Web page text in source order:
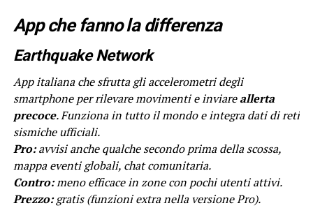
App che fanno la differenza
Earthquake Network
App italiana che sfrutta gli accelerometri degli
smartphone per rilevare movimenti e inviareallerta
precoce. Funziona in tutto il mondo e integra dati di reti
sismiche ufficiali.
Pro:avvisi anche qualche secondo prima della scossa,
mappa eventi globali, chat comunitaria.
Contro:meno efficace in zone con pochi utenti attivi.
Prezzo:gratis (funzioni extra nella versione Pro).